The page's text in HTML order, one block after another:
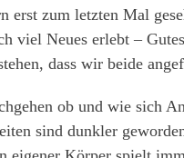
erst zum letzten Mal
viel Neues erlebt –
dass wir beide
ob und wie sich
sind dunkler